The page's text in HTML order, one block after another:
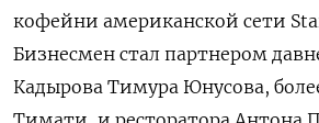
кофейни американской сети
Бизнесмен стал партнером
Кадырова Тимура Юнусова,